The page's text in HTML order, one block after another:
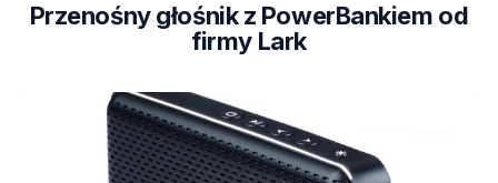
Przenośny głośnik z PowerBankiem od
firmy Lark